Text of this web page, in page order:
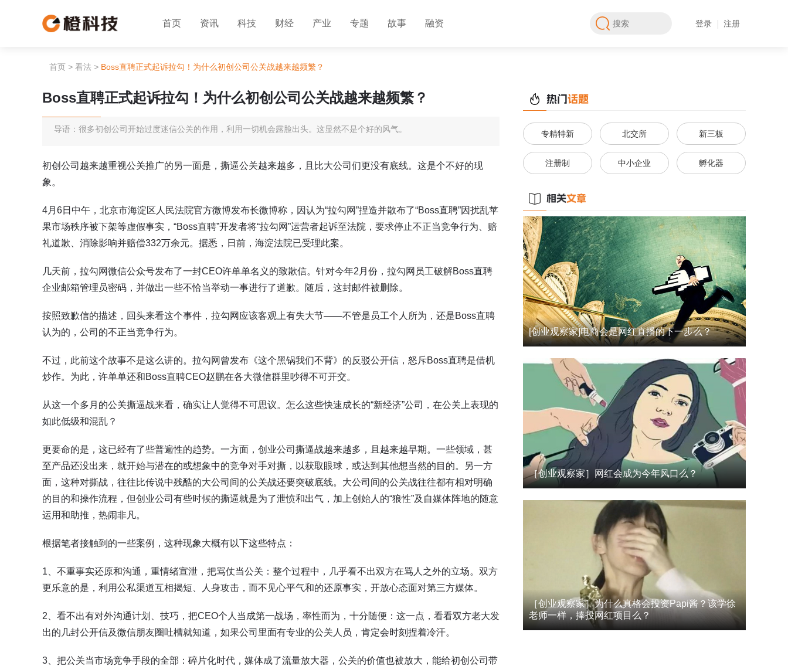
首页 资讯 科技 财经 产业 专题 故事 融资 登录 注册
首页 > 看法 > Boss直聘正式起诉拉勾！为什么初创公司公关战越来越频繁？
Boss直聘正式起诉拉勾！为什么初创公司公关战越来越频繁？
导语：很多初创公司开始过度迷信公关的作用，利用一切机会露脸出头。这显然不是个好的风气。
初创公司越来越重视公关推广的另一面是，撕逼公关越来越多，且比大公司们更没有底线。这是个不好的现
象。
4月6日中午，北京市海淀区人民法院官方微博发布长微博称，因认为“拉勾网”捏造并散布了“Boss直聘”因扰乱苹
果市场秩序被下架等虚假事实，“Boss直聘”开发者将“拉勾网”运营者起诉至法院，要求停止不正当竞争行为、赔
礼道歉、消除影响并赔偿332万余元。据悉，日前，海淀法院已受理此案。
几天前，拉勾网微信公众号发布了一封CEO许单单名义的致歉信。针对今年2月份，拉勾网员工破解Boss直聘
企业邮箱管理员密码，并做出一些不恰当举动一事进行了道歉。随后，这封邮件被删除。
按照致歉信的描述，回头来看这个事件，拉勾网应该客观上有失大节——不管是员工个人所为，还是Boss直聘
认为的，公司的不正当竞争行为。
不过，此前这个故事不是这么讲的。拉勾网曾发布《这个黑锅我们不背》的反驳公开信，怒斥Boss直聘是借机
炒作。为此，许单单还和Boss直聘CEO赵鹏在各大微信群里吵得不可开交。
从这一个多月的公关撕逼战来看，确实让人觉得不可思议。怎么这些快速成长的“新经济”公司，在公关上表现的
如此低级和混乱？
更要命的是，这已经有了些普遍性的趋势。一方面，创业公司撕逼战越来越多，且越来越早期。一些领域，甚
至产品还没出来，就开始与潜在的或想象中的竞争对手对撕，以获取眼球，或达到其他想当然的目的。另一方
面，这种对撕战，往往比传说中残酷的大公司间的公关战还要突破底线。大公司间的公关战往往都有相对明确
的目的和操作流程，但创业公司有些时候的撕逼就是为了泄愤和出气，加上创始人的“狼性”及自媒体阵地的随意
运用和助推，热闹非凡。
根据笔者接触到的一些案例，这种现象大概有以下这些特点：
1、不重事实还原和沟通，重情绪宣泄，把骂仗当公关：整个过程中，几乎看不出双方在骂人之外的立场。双方
更乐意的是，利用公私渠道互相揭短、人身攻击，而不见心平气和的还原事实，开放心态面对第三方媒体。
2、看不出有对外沟通计划、技巧，把CEO个人当成第一战场，率性而为，十分随便：这一点，看看双方老大发
出的几封公开信及微信朋友圈吐槽就知道，如果公司里面有专业的公关人员，肯定会时刻捏着冷汗。
3、把公关当市场竞争手段的全部：碎片化时代，媒体成了流量放大器，公关的价值也被放大，能给初创公司带
专精特新 北交所 新三板
注册制 中小企业 孵化器
[创业观察家]电商会是网红直播的下一步么？
［创业观察家］网红会成为今年风口么？
［创业观察家］为什么真格会投资Papi酱？该学徐
老师一样，捧投网红项目么？